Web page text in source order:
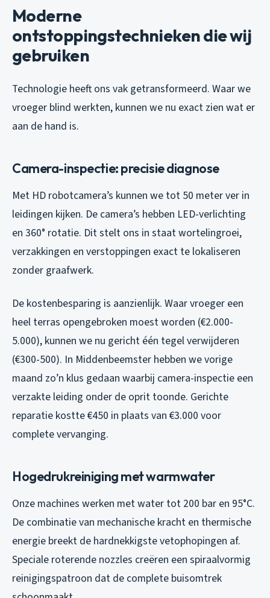
Moderne
ontstoppingstechnieken die wij
gebruiken
Technologie heeft ons vak getransformeerd. Waar we
vroeger blind werkten, kunnen we nu exact zien wat er
aan de hand is.
Camera-inspectie: precisie diagnose
Met HD robotcamera’s kunnen we tot 50 meter ver in
leidingen kijken. De camera’s hebben LED-verlichting
en 360° rotatie. Dit stelt ons in staat wortelingroei,
verzakkingen en verstoppingen exact te lokaliseren
zonder graafwerk.
De kostenbesparing is aanzienlijk. Waar vroeger een
heel terras opengebroken moest worden (€2.000-
5.000), kunnen we nu gericht één tegel verwijderen
(€300-500). In Middenbeemster hebben we vorige
maand zo’n klus gedaan waarbij camera-inspectie een
verzakte leiding onder de oprit toonde. Gerichte
reparatie kostte €450 in plaats van €3.000 voor
complete vervanging.
Hogedrukreiniging met warmwater
Onze machines werken met water tot 200 bar en 95°C.
De combinatie van mechanische kracht en thermische
energie breekt de hardnekkigste vetophopingen af.
Speciale roterende nozzles creëren een spiraalvormig
reinigingspatroon dat de complete buisomtrek